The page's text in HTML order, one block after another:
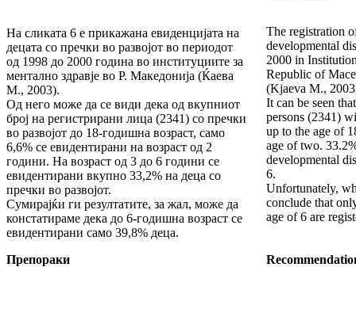
На сликата 6 е прикажана евиденцијата на
децата со пречки во развојот во периодот
од 1998 до 2000 година во институциите за
ментално здравје во Р. Македонија (Ќаева
М., 2003).
Од него може да се види дека од вкупниот
број на регистрирани лица (2341) со пречки
во развојот до 18-годишна возраст, само
6,6% се евидентирани на возраст од 2
години. На возраст од 3 до 6 години се
евидентирани вкупно 33,2% на деца со
пречки во развојот.
Сумирајќи ги резултатите, за жал, може да
констатираме дека до 6-годишна возраст се
евидентирани само 39,8% деца.
The registration
developmental
2000 in
Republic of
(Kjaeva M.,
It can be seen
persons (2341)
up to the age of
age of two.
developmental
6.
Unfortunately,
conclude that
age of 6 are
Препораки